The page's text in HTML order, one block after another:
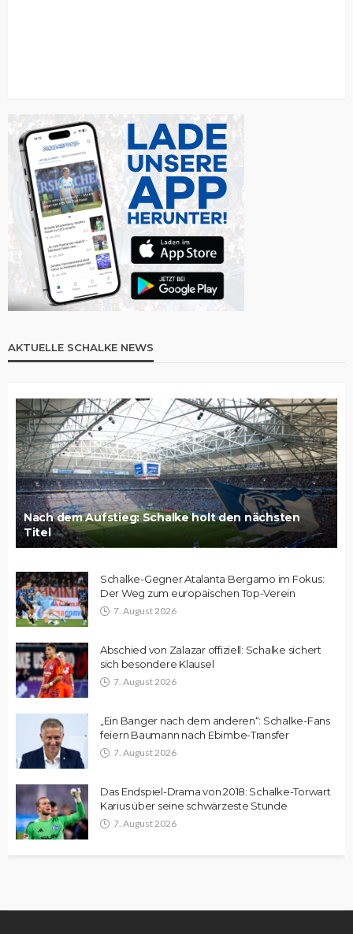
AKTUELLE SCHALKE NEWS
Nach dem Aufstieg: Schalke holt den nächsten
Titel
Schalke-Gegner Atalanta Bergamo im Fokus:
Der Weg zum europäischen Top-Verein
7. August 2026
Abschied von Zalazar offiziell: Schalke sichert
sich besondere Klausel
7. August 2026
„Ein Banger nach dem anderen“: Schalke-Fans
feiern Baumann nach Ebimbe-Transfer
7. August 2026
Das Endspiel-Drama von 2018: Schalke-Torwart
Karius über seine schwärzeste Stunde
7. August 2026